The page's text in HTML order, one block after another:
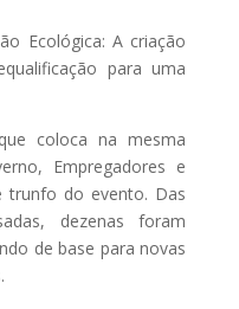
Ecológica: A criação
para uma
coloca na mesma
Empregadores e
do evento. Das
dezenas foram
de base para novas